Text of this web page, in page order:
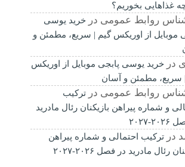
غذاهایی بخوریم؟
روابط عمومی در
خرید یوسی
موبایل از اوریکس گیم | سریع، مطمئن و
در
خرید یوسی پابجی موبایل از اوریکس
سریع، مطمئن و آسان
روابط عمومی درترکیب
و شماره پیراهن بازیکنان رئال مادرید
۲۰۲۷
درترکیب احتمالی و شماره پیراهن
رئال مادرید در فصل ۲۰۲۶-۲۰۲۷